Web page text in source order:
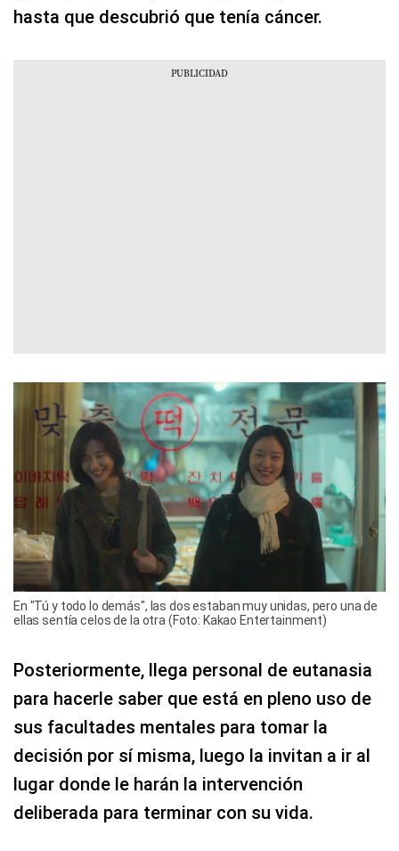
hasta que descubrió que tenía cáncer.
En "Tú y todo lo demás", las dos estaban muy unidas, pero una de
ellas sentía celos de la otra (Foto: Kakao Entertainment)
Posteriormente, llega personal de eutanasia
para hacerle saber que está en pleno uso de
sus facultades mentales para tomar la
decisión por sí misma, luego la invitan a ir al
lugar donde le harán la intervención
deliberada para terminar con su vida.